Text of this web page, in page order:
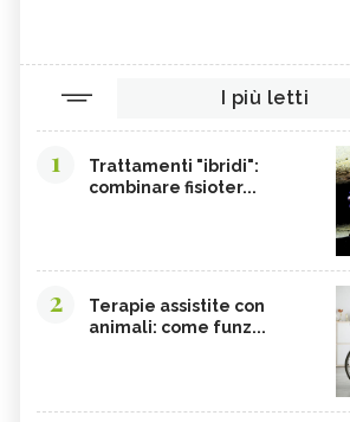
I più letti
1
Trattamenti "ibridi":
combinare fisioter...
2
Terapie assistite con
animali: come funz...